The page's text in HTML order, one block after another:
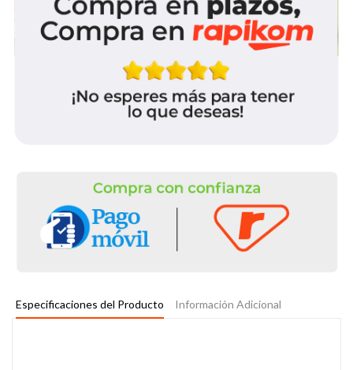
Especificaciones del Producto Información Adicional